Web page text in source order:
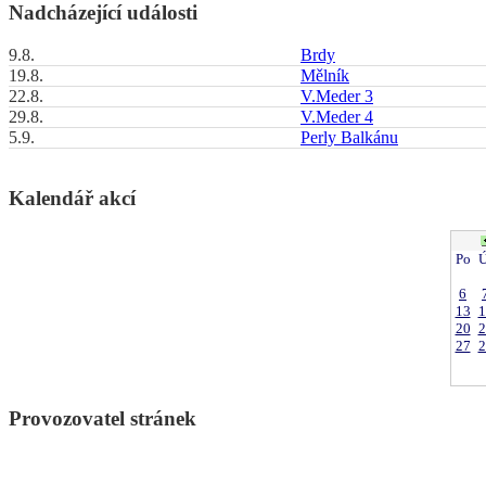
Nadcházející události
9.8.
Brdy
19.8.
Mělník
22.8.
V.Meder 3
29.8.
V.Meder 4
5.9.
Perly Balkánu
Kalendář akcí
Po
6
13
20
27
Provozovatel stránek